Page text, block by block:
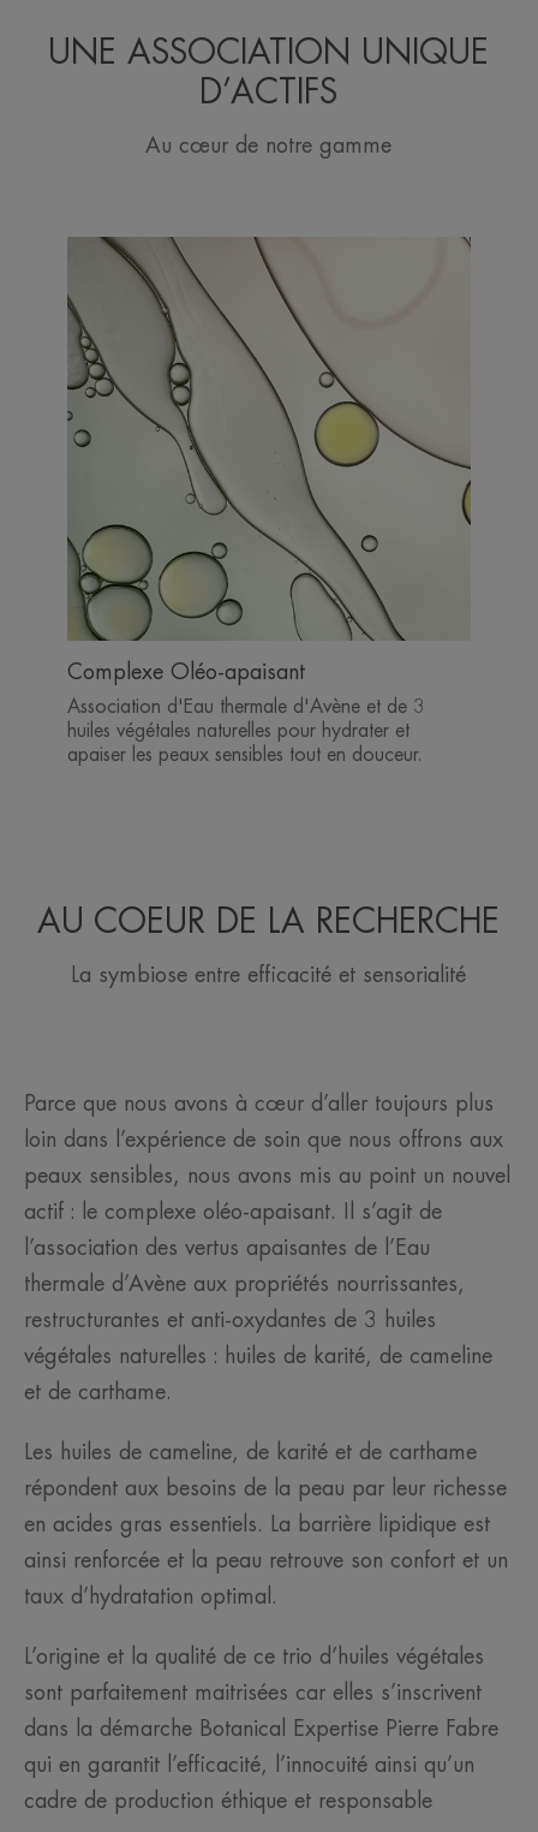
UNE ASSOCIATION UNIQUE
D’ACTIFS
Au cœur de notre gamme
Complexe Oléo-apaisant
Association d'Eau thermale d'Avène et de 3
huiles végétales naturelles pour hydrater et
apaiser les peaux sensibles tout en douceur.
AU COEUR DE LA RECHERCHE
La symbiose entre efficacité et sensorialité
Parce que nous avons à cœur d’aller toujours plus
loin dans l’expérience de soin que nous offrons aux
peaux sensibles, nous avons mis au point un nouvel
actif : le complexe oléo-apaisant. Il s’agit de
l’association des vertus apaisantes de l’Eau
thermale d’Avène aux propriétés nourrissantes,
restructurantes et anti-oxydantes de 3 huiles
végétales naturelles : huiles de karité, de cameline
et de carthame.
Les huiles de cameline, de karité et de carthame
répondent aux besoins de la peau par leur richesse
en acides gras essentiels. La barrière lipidique est
ainsi renforcée et la peau retrouve son confort et un
taux d’hydratation optimal.
L’origine et la qualité de ce trio d’huiles végétales
sont parfaitement maitrisées car elles s’inscrivent
dans la démarche Botanical Expertise Pierre Fabre
qui en garantit l’efficacité, l’innocuité ainsi qu’un
cadre de production éthique et responsable